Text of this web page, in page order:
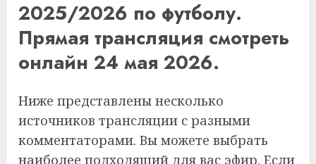
2025/2026 по футболу.
Прямая трансляция смотреть
онлайн 24 мая 2026.
Ниже представлены несколько
источников трансляции с разными
комментаторами. Вы можете выбрать
наиболее подходящий для вас эфир. Если